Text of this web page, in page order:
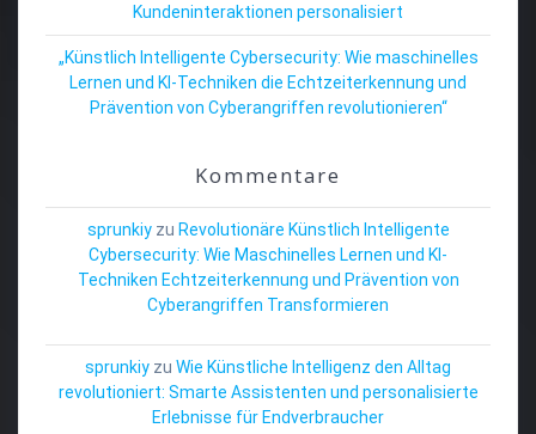
Kundeninteraktionen personalisiert
„Künstlich Intelligente Cybersecurity: Wie maschinelles
Lernen und KI-Techniken die Echtzeiterkennung und
Prävention von Cyberangriffen revolutionieren“
Kommentare
sprunkiyzu Revolutionäre Künstlich Intelligente
Cybersecurity: Wie Maschinelles Lernen und KI-
Techniken Echtzeiterkennung und Prävention von
Cyberangriffen Transformieren
sprunkiy zu Wie Künstliche Intelligenz den Alltag
revolutioniert: Smarte Assistenten und personalisierte
Erlebnisse für Endverbraucher